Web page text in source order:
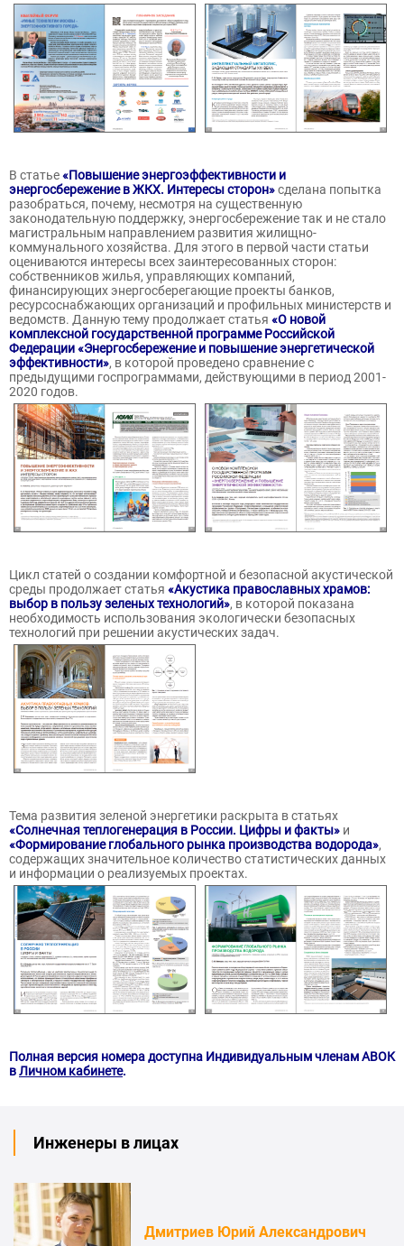
В статье«Повышение энергоэффективности и
энергосбережение в ЖКХ. Интересы сторон»сделана попытка
разобраться, почему, несмотря на существенную
законодательную поддержку, энергосбережение так и не стало
магистральным направлением развития жилищно-
коммунального хозяйства. Для этого в первой части статьи
оцениваются интересы всех заинтересованных сторон:
собственников жилья, управляющих компаний,
финансирующих энергосберегающие проекты банков,
ресурсоснабжающих организаций и профильных министерств и
ведомств. Данную тему продолжает статья «О новой
комплексной государственной программе Российской
Федерации «Энергосбережение и повышение энергетической
эффективности», в которой проведено сравнение с
предыдущими госпрограммами, действующими в период 2001-
2020 годов.
Цикл статей о создании комфортной и безопасной акустической
среды продолжает статья «Акустика православных храмов:
выбор в пользу зеленых технологий», в которой показана
необходимость использования экологически безопасных
технологий при решении акустических задач.
Тема развития зеленой энергетики раскрыта в статьях
«Солнечная теплогенерация в России. Цифры и факты» и
«Формирование глобального рынка производства водорода»,
содержащих значительное количество статистических данных
и информации о реализуемых проектах.
Полная версия номера доступна Индивидуальным членам АВОК
вЛичном кабинете.
Инженеры в лицах
Дмитриев Юрий Александрович